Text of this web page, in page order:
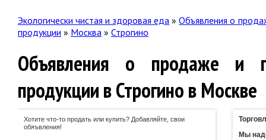
Экологически чистая и здоровая еда »Объявления о
продукции » Москва » Строгино
Объявления о продаже и
продукции в Строгино в Москве
Хотите что-то продать или купить? Добавляйте, свои
обяъвления!
Мы